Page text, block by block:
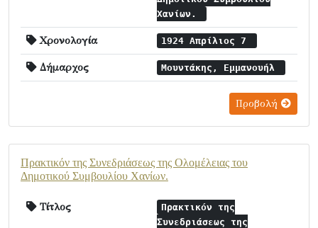
Χανίων.
Χρονολογία 1924 Απρίλιος 7
Δήμαρχος Μουντάκης, Εμμανουήλ
Προβολή
Πρακτικόν της Συνεδριάσεως της Ολομέλειας του
Δημοτικού Συμβουλίου Χανίων.
Τίτλος
Πρακτικόν της
Συνεδριάσεως της